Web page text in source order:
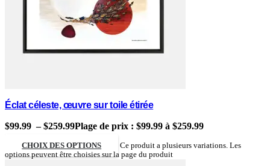
Éclat céleste, œuvre sur toile étirée
$99.99 – $259.99Plage de prix : $99.99 à $259.99
CHOIX DES OPTIONS
Ce produit a plusieurs variations. Les
options peuvent être choisies sur la page du produit